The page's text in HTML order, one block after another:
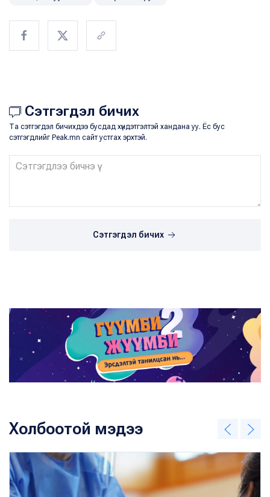
Сэтгэгдэл бичих
Та сэтгэгдэл бичихдээ бусдад хүндэтгэлтэй хандана уу. Ёс бус
сэтгэгдлийг Peak.mn сайт устгах эрхтэй.
Сэтгэгдэл бичих
Холбоотой мэдээ